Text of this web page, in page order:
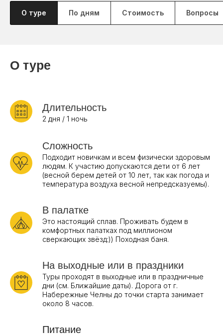
О туре По дням Стоимость Вопросы
О туре
Длительность
2 дня / 1 ночь
Сложность
Подходит новичкам и всем физически здоровым
людям. К участию допускаются дети от 6 лет
(весной берем детей от 10 лет, так как погода и
температура воздуха весной непредсказуемы).
В палатке
Это настоящий сплав. Проживать будем в
комфортных палатках под миллионом
сверкающих звёзд:)) Походная баня.
На выходные или в праздники
Туры проходят в выходные или в праздничные
дни (см. Ближайшие даты). Дорога от г.
Набережные Челны до точки старта занимает
около 8 часов.
Питание